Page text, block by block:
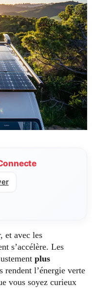
et avec les
s’accélère. Les
plus
rendent l’énergie verte
vous soyez curieux